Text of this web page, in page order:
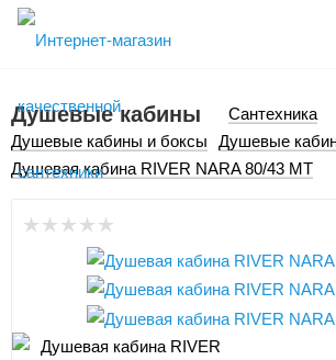
Душевые кабины
Сантехника
Душевые кабины и боксы
Душевые
Душевая кабина RIVER NARA 80/43 МТ